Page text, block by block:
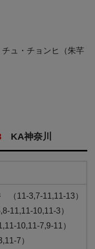
ュ・チョンヒ（朱芊
KA神奈川
（11-3,7-11,11-13）
10,11-3）
10,11-7,9-11）
7）